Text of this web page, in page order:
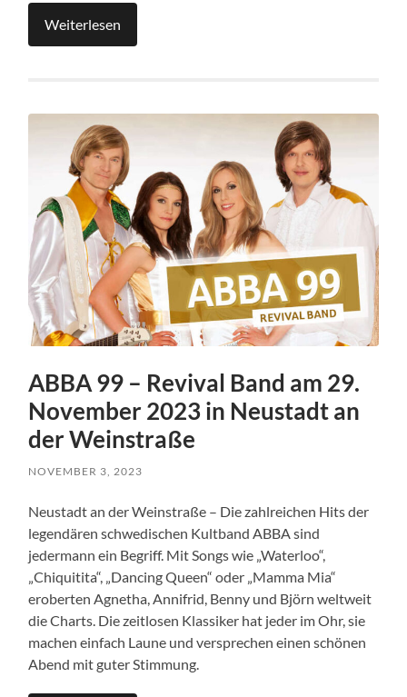
Weiterlesen
ABBA 99 – Revival Band am 29.
November 2023 in Neustadt an
der Weinstraße
NOVEMBER 3, 2023
Neustadt an der Weinstraße – Die zahlreichen Hits der
legendären schwedischen Kultband ABBA sind
jedermann ein Begriff. Mit Songs wie „Waterloo“,
„Chiquitita“, „Dancing Queen“ oder „Mamma Mia“
eroberten Agnetha, Annifrid, Benny und Björn weltweit
die Charts. Die zeitlosen Klassiker hat jeder im Ohr, sie
machen einfach Laune und versprechen einen schönen
Abend mit guter Stimmung.